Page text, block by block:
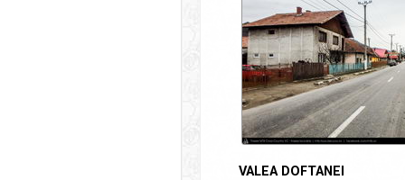
VALEA DOFTANEI